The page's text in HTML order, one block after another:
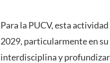
Para la PUCV, esta
2029, particularmente en
interdisciplina y profundizar